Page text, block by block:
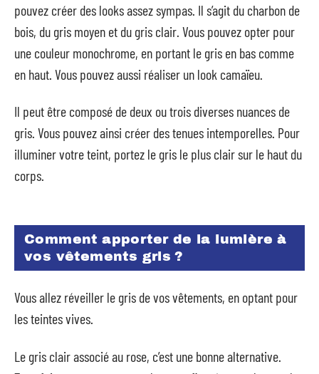
pouvez créer des looks assez sympas. Il s’agit du charbon de
bois, du gris moyen et du gris clair. Vous pouvez opter pour
une couleur monochrome, en portant le gris en bas comme
en haut. Vous pouvez aussi réaliser un look camaïeu.
Il peut être composé de deux ou trois diverses nuances de
gris. Vous pouvez ainsi créer des tenues intemporelles. Pour
illuminer votre teint, portez le gris le plus clair sur le haut du
corps.
Comment apporter de la lumière à
vos vêtements gris ?
Vous allez réveiller le gris de vos vêtements, en optant pour
les teintes vives.
Le gris clair associé au rose, c’est une bonne alternative.